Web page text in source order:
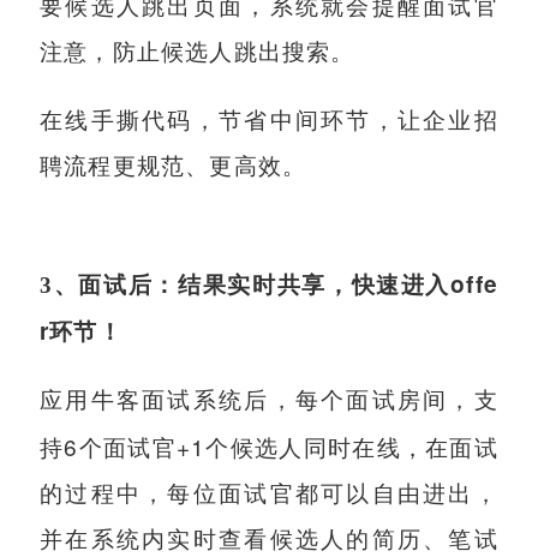
要候选人跳出页面，系统就会提醒面试官
注意，防止候选人跳出搜索。
在线手撕代码，节省中间环节，让企业招
聘流程更规范、更高效。
3 、面试后：结果实时共享，快速进入offe
r环节！
应用牛客面试系统后，每个面试房间，支
持6个面试官+1个候选人同时在线，在面试
的过程中，每位面试官都可以自由进出，
并在系统内实时查看候选人的简历、笔试